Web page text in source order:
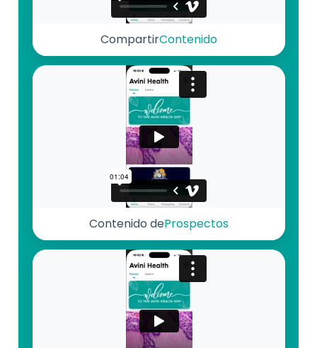
CompartirContenido
Contenido deProspectos